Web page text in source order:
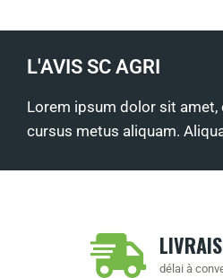
L'AVIS SC AGRI
Lorem ipsum dolor sit
cursus metus aliquam.
délai à